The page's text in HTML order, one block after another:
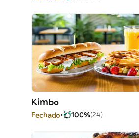
Kimbo
Fechado 100%(24)